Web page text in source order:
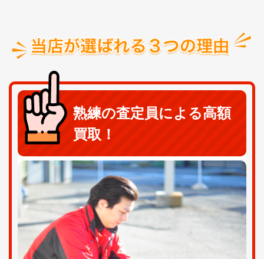
熟練の査定員による高額
買取！